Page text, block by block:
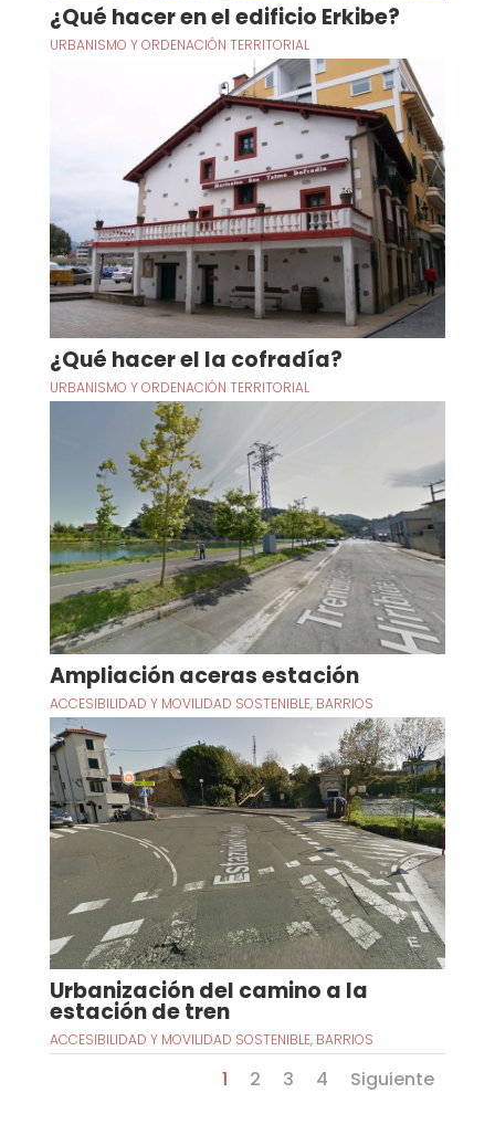
¿Qué hacer en el edificio Erkibe?
URBANISMO Y ORDENACIÓN TERRITORIAL
¿Qué hacer el la cofradía?
URBANISMO Y ORDENACIÓN TERRITORIAL
Ampliación aceras estación
ACCESIBILIDAD Y MOVILIDAD SOSTENIBLE, BARRIOS
Urbanización del camino a la
estación de tren
ACCESIBILIDAD Y MOVILIDAD SOSTENIBLE, BARRIOS
1 2 3 4 Siguiente